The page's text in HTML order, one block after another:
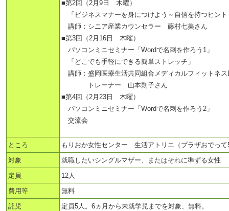
■第2回（2月9日 木曜）
「ビジネスマナーを身につけよう～自信を持つヒント
講師：シニア産業カウンセラー 藤村七美さん
■第3回（2月16日 木曜）
パソコンミニセミナー「Wordで名刺を作ろう1」
「どこでも手軽にできる簡単ストレッチ」
講師：盛岡医療生活共同組合メディカルフィットネス
トレーナー 山本則子さん
■第4回（2月23日 木曜）
パソコンミニセミナー「Wordで名刺を作ろう2」
交流会
ところ
もりおか女性センター 生活アトリエ（プラザおでって
対象
就職したいシングルマザー、またはそれに準ずる女性
定員
12人
費用等
無料
託児
定員5人。6ヵ月から未就学児までを対象、無料。